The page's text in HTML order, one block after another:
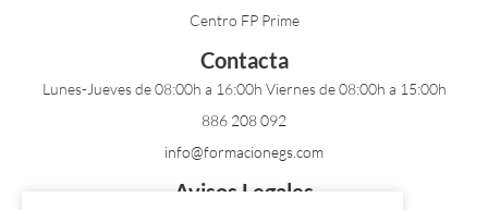
Centro FP Prime
Contacta
Lunes-Jueves de 08:00h a 16:00h Viernes de 08:00h a 15:00h
886 208 092
info@formacionegs.com
Avisos Legales